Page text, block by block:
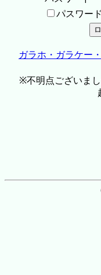
パスワー
ガラホ・ガラケー
※不明点ございま